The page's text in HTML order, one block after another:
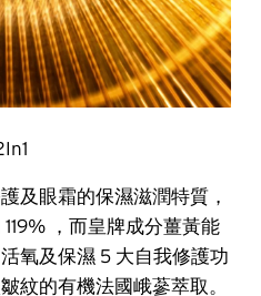
及眼霜的保濕滋潤特質，
，而皇牌成分薑黃能
氧及保濕 5 大自我修護功
紋的有機法國峨蔘萃取。